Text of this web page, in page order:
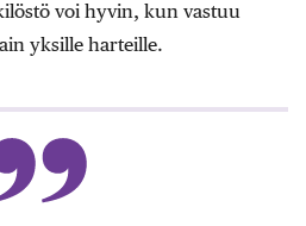
voi hyvin, kun vastuu
yksille harteille.